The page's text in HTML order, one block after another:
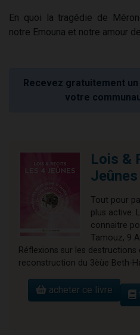
En quoi la tragédie de
notre Emouna et notre amour
Recevez gratuitement
votre
Lois &
Jeûnes
Tout pour
plus active.
connaitre
Tamouz, 9
Réflexions sur les destructions
reconstruction du 3èùe Beth-
acheter ce livre